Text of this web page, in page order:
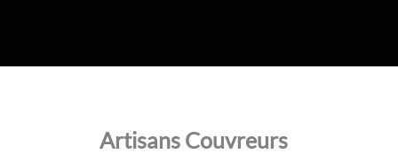
Artisans Couvreurs